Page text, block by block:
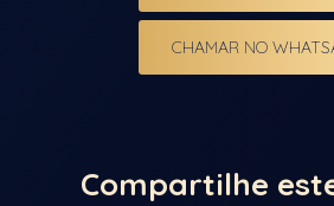
CHAMAR NO
Compartilhe